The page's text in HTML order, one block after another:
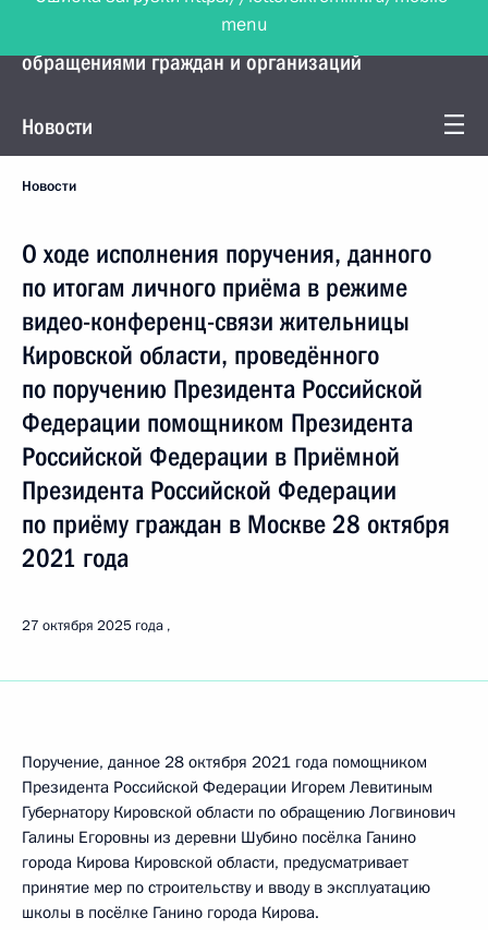
Управление Президента по работе с
обращениями граждан и организаций
Новости
Новости
О ходе исполнения поручения, данного
по итогам личного приёма в режиме
видео-конференц-связи жительницы
Кировской области, проведённого
по поручению Президента Российской
Федерации помощником Президента
Российской Федерации в Приёмной
Президента Российской Федерации
по приёму граждан в Москве 28 октября
2021 года
27 октября 2025 года
Поручение, данное 28 октября 2021 года помощником
Президента Российской Федерации Игорем Левитиным
Губернатору Кировской области по обращению Логвинович
Галины Егоровны из деревни Шубино посёлка Ганино
города Кирова Кировской области, предусматривает
принятие мер по строительству и вводу в эксплуатацию
школы в посёлке Ганино города Кирова.
menu